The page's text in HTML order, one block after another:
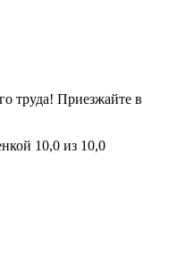
труда! Приезжайте в
10,0 из 10,0